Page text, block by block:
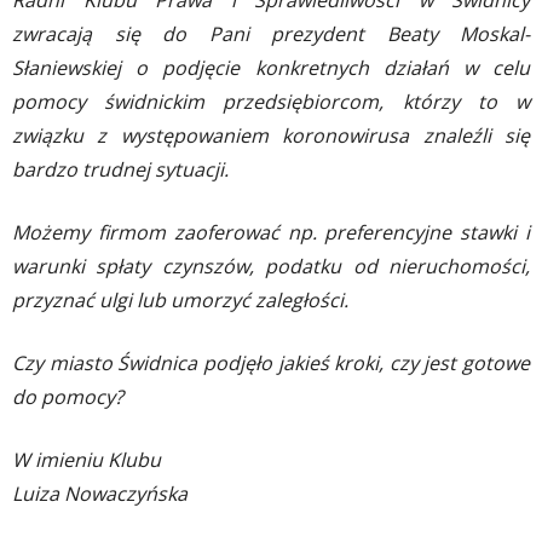
zwracają się do Pani prezydent Beaty Moskal-
Słaniewskiej o podjęcie konkretnych działań w celu
pomocy świdnickim przedsiębiorcom, którzy to w
związku z występowaniem koronowirusa znaleźli się
bardzo trudnej sytuacji.
Możemy firmom zaoferować np. preferencyjne stawki i
warunki spłaty czynszów, podatku od nieruchomości,
przyznać ulgi lub umorzyć zaległości.
Czy miasto Świdnica podjęło jakieś kroki, czy jest gotowe
do pomocy?
W imieniu Klubu
Luiza Nowaczyńska